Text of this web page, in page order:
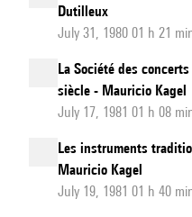
Dutilleux
July 31, 1980 01 h 21
La Société des
siècle - Mauricio Kagel
July 17, 1981 01 h 08
Les instruments
Mauricio Kagel
July 19, 1981 01 h 40